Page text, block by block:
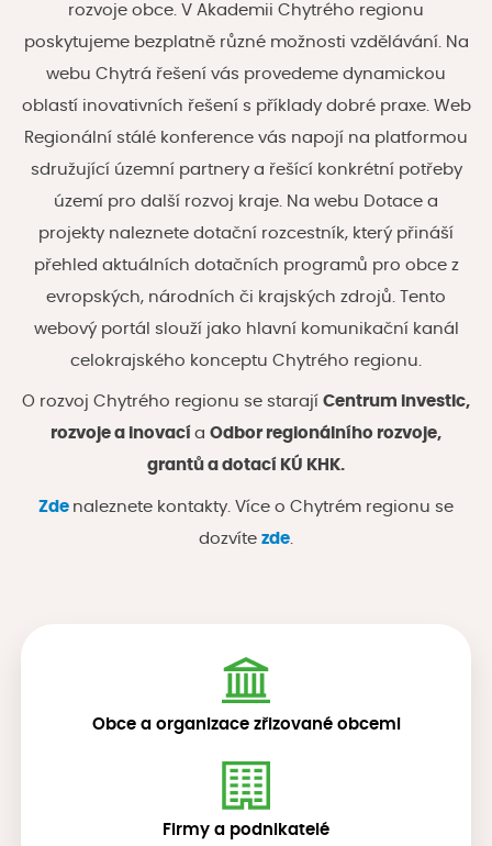
rozvoje obce. V Akademii Chytrého regionu
poskytujeme bezplatně různé možnosti vzdělávání. Na
webu Chytrá řešení vás provedeme dynamickou
oblastí inovativních řešení s příklady dobré praxe. Web
Regionální stálé konference vás napojí na platformou
sdružující územní partnery a řešící konkrétní potřeby
území pro další rozvoj kraje. Na webu Dotace a
projekty naleznete dotační rozcestník, který přináší
přehled aktuálních dotačních programů pro obce z
evropských, národních či krajských zdrojů. Tento
webový portál slouží jako hlavní komunikační kanál
celokrajského konceptu Chytrého regionu.
O rozvoj Chytrého regionu se starají Centrum investic,
rozvoje a inovací a Odbor regionálního rozvoje,
grantů a dotací KÚ KHK.
Zde naleznete kontakty. Více o Chytrém regionu se
dozvíte zde
Obce a organizace zřizované obcemi
Firmy a podnikatelé